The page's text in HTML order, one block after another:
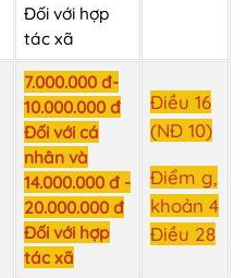
Đối với hợp
tác xã
7.000.000 đ-
10.000.000 đ
Đối với cá
nhân và
14.000.000 đ -
20.000.000 đ
Đối với hợp
tác xã
Điều 16
(NĐ 10)
Điểm g,
khoản 4
Điều 28